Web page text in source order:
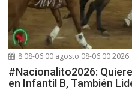
8 08-06:00 agosto 08-06:00 2026
#Nacionalito2026:
en Infantil B, También